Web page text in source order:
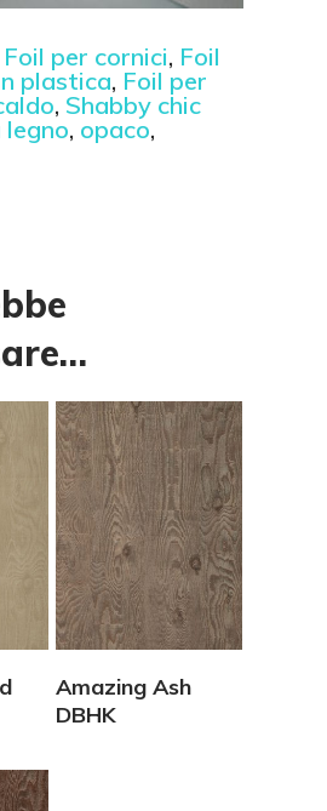
Foil per cornici, Foil
plastica, Foil per
, Shabby chic
legno, opaco,
Amazing Ash
DBHK